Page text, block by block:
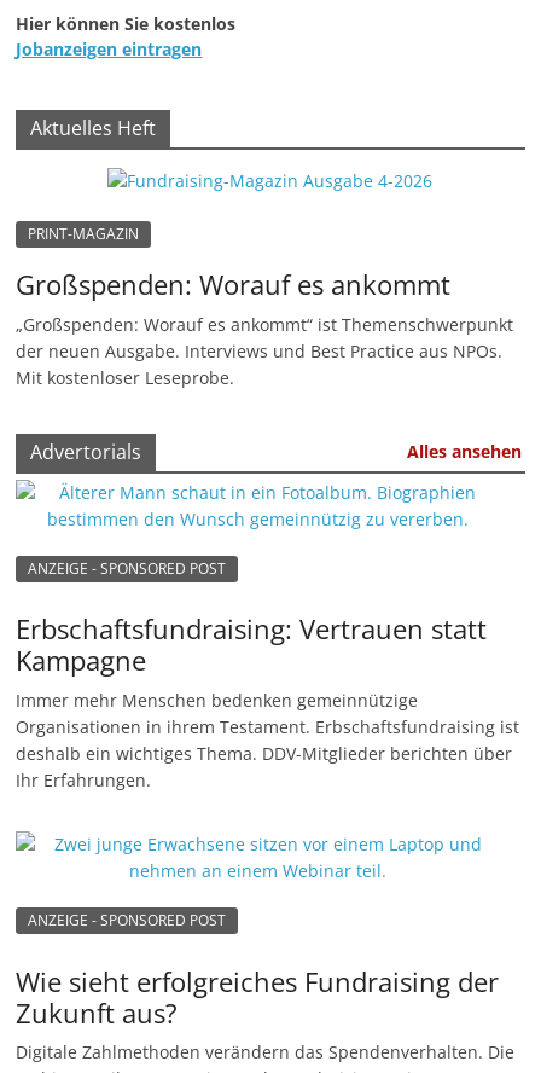
Hier können Sie kostenlos
Jobanzeigen eintragen
Aktuelles Heft
PRINT-MAGAZIN
Großspenden: Worauf es ankommt
„Großspenden: Worauf es ankommt“ ist Themenschwerpunkt
der neuen Ausgabe. Interviews und Best Practice aus NPOs.
Mit kostenloser Leseprobe.
Advertorials Alles ansehen
ANZEIGE - SPONSORED POST
Erbschaftsfundraising: Vertrauen statt
Kampagne
Immer mehr Menschen bedenken gemeinnützige
Organisationen in ihrem Testament. Erbschaftsfundraising ist
deshalb ein wichtiges Thema. DDV-Mitglieder berichten über
Ihr Erfahrungen.
ANZEIGE - SPONSORED POST
Wie sieht erfolgreiches Fundraising der
Zukunft aus?
Digitale Zahlmethoden verändern das Spendenverhalten. Die